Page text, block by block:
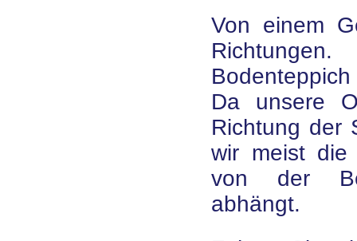
Von einem
Da unsere
Richtung der
wir meist die
von der
abhängt.